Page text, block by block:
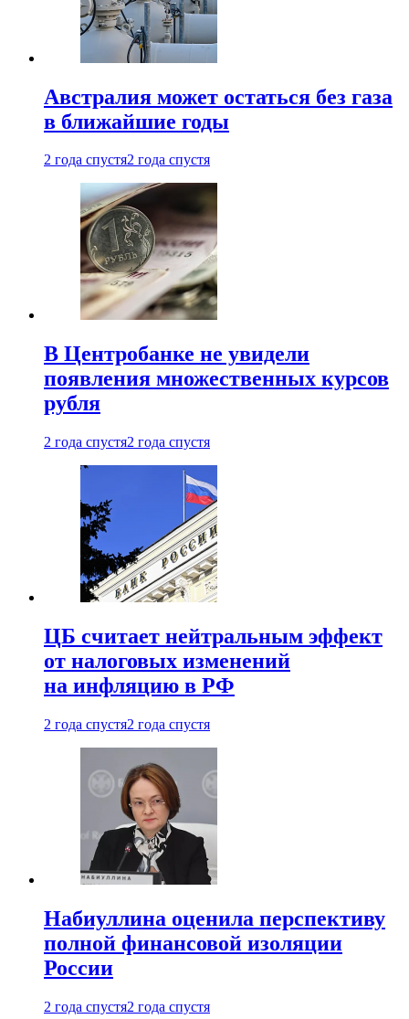
Австралия может остаться без газа
в ближайшие годы
2 года спустя2 года спустя
В Центробанке не увидели
появления множественных курсов
рубля
2 года спустя2 года спустя
ЦБ считает нейтральным эффект
от налоговых изменений
на инфляцию в РФ
2 года спустя2 года спустя
Набиуллина оценила перспективу
полной финансовой изоляции
России
2 года спустя2 года спустя